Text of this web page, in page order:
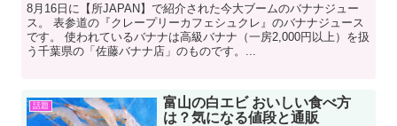
8月16日に【所JAPAN】で紹介された今大ブームのバナナジュー
ス。 表参道の『クレープリーカフェシュクレ』のバナナジュース
です。 使われているバナナは高級バナナ（一房2,000円以上）を扱
う千葉県の「佐藤バナナ店」のものです。...
話題
富山の白エビ おいしい食べ方
は？気になる値段と通販